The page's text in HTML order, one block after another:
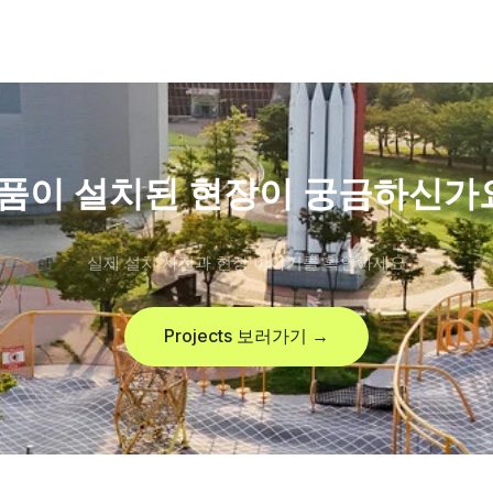
이 설치된 현장이 궁금하신가
실제 설치 사진과 현장 이야기를 확인하세요
Projects 보러가기 →